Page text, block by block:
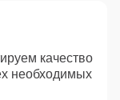
качество
необходимых